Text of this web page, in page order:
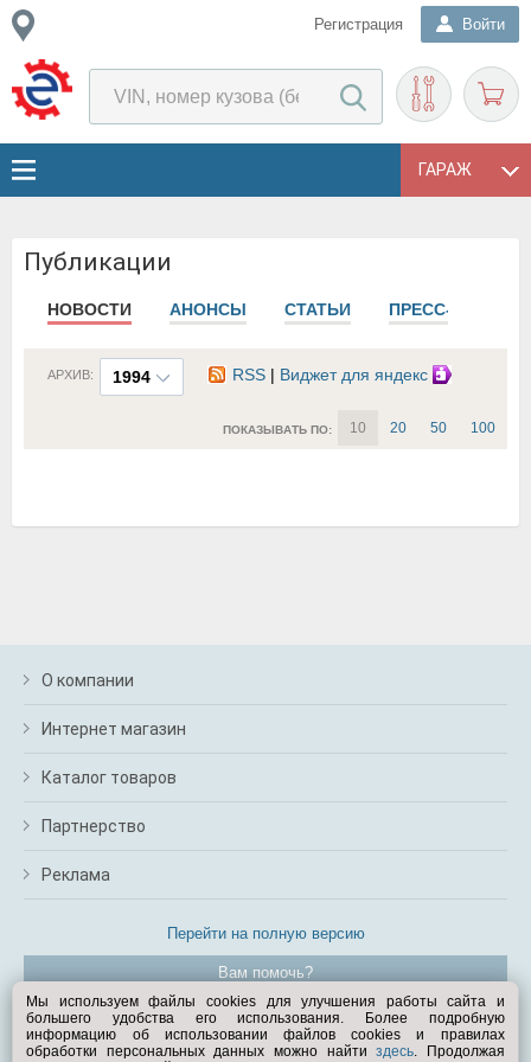
Регистрация Войти
ГАРАЖ
Публикации
НОВОСТИ АНОНСЫ СТАТЬИ ПРЕСС-РЕЛИЗЫ
1994
АРХИВ: RSS | Виджет для яндекс
ПОКАЗЫВАТЬ ПО: 10 20 50 100
О компании
Интернет магазин
Каталог товаров
Партнерство
Реклама
Перейти на полную версию
Вам помочь?
© Exist.ru 1998—2026
Мы используем файлы cookies для улучшения работы сайта и
большего удобства его использования. Более подробную
информацию об использовании файлов cookies и правилах
обработки персональных данных можно найтиздесь. Продолжая